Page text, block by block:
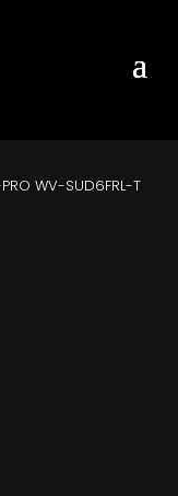
WV-SUD6FRL-T